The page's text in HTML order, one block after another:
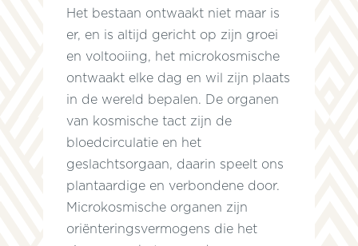
Het bestaan ontwaakt niet maar is
er, en is altijd gericht op zijn groei
en voltooiing, het microkosmische
ontwaakt elke dag en wil zijn plaats
in de wereld bepalen. De organen
van kosmische tact zijn de
bloedcirculatie en het
geslachtsorgaan, daarin speelt ons
plantaardige en verbondene door.
Microkosmische organen zijn
oriënteringsvermogens die het